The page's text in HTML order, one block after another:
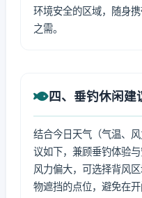
环境安全的区域，随身
之需。
四、垂钓休闲建
结合今日天气（气温、
议如下，兼顾垂钓体验与
风力偏大，可选择背风
物遮挡的点位，避免在